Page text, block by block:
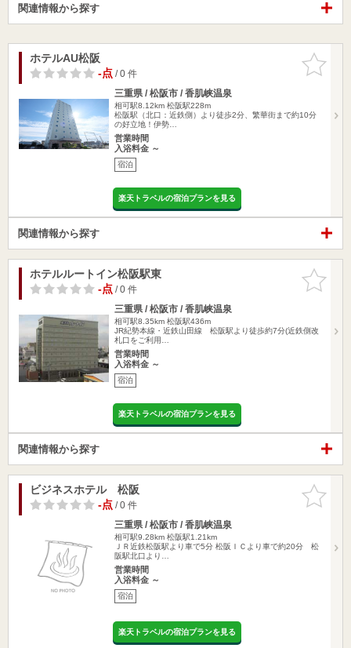
関連情報から探す
お気に入
りに追加
ホテルAU松阪
-点/ 0 件
三重県 / 松阪市 / 香肌峡温泉
相可駅8.12km 松阪駅228m
松阪駅（北口：近鉄側）より徒歩2分、繁華街まで約10分
の好立地！伊勢…
営業時間
入浴料金 ～
宿泊
楽天トラベルの宿泊プランを見る
関連情報から探す
お気に入
りに追加
ホテルルートイン松阪駅東
-点/ 0 件
三重県 / 松阪市 / 香肌峡温泉
相可駅8.35km 松阪駅436m
JR紀勢本線・近鉄山田線 松阪駅より徒歩約7分(近鉄側改
札口をご利用…
営業時間
入浴料金 ～
宿泊
楽天トラベルの宿泊プランを見る
関連情報から探す
お気に入
りに追加
ビジネスホテル 松阪
-点/ 0 件
三重県 / 松阪市 / 香肌峡温泉
相可駅9.28km 松阪駅1.21km
ＪＲ近鉄松阪駅より車で5分 松阪ＩＣより車で約20分 松
阪駅北口より…
営業時間
入浴料金 ～
宿泊
楽天トラベルの宿泊プランを見る